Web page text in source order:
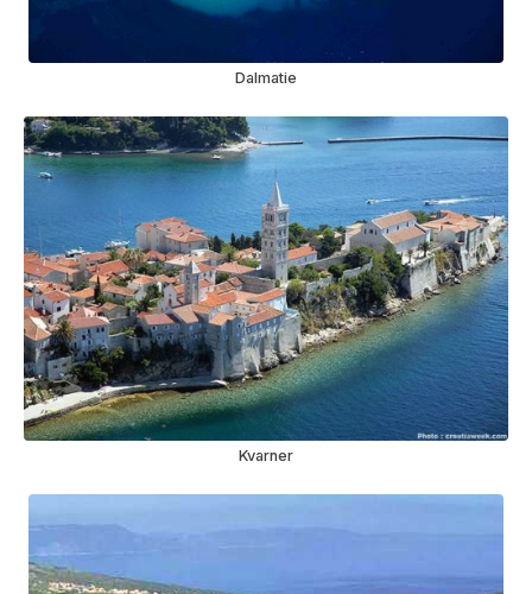
Dalmatie
Kvarner